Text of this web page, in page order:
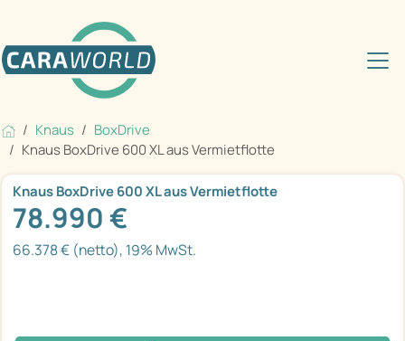
Knaus
BoxDrive
Knaus BoxDrive 600 XL aus Vermietflotte
Knaus BoxDrive 600 XL aus Vermietflotte
78.990 €
66.378 € (netto), 19% MwSt.